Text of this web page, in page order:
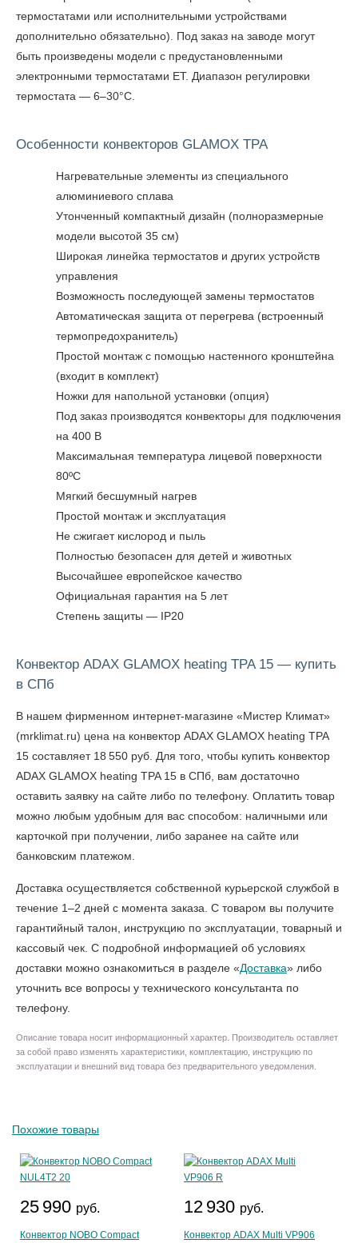
термостатами или исполнительными устройствами
дополнительно обязательно). Под заказ на заводе могут
быть произведены модели с предустановленными
электронными термостатами ET. Диапазон регулировки
термостата — 6–30°C.
Особенности конвекторов GLAMOX TPA
Нагревательные элементы из специального
алюминиевого сплава
Утонченный компактный дизайн (полноразмерные
модели высотой 35 см)
Широкая линейка термостатов и других устройств
управления
Возможность последующей замены термостатов
Автоматическая защита от перегрева (встроенный
термопредохранитель)
Простой монтаж с помощью настенного кронштейна
(входит в комплект)
Ножки для напольной установки (опция)
Под заказ производятся конвекторы для подключения
на 400 В
Максимальная температура лицевой поверхности
80ºC
Мягкий бесшумный нагрев
Простой монтаж и эксплуатация
Не сжигает кислород и пыль
Полностью безопасен для детей и животных
Высочайшее европейское качество
Официальная гарантия на 5 лет
Степень защиты — IP20
Конвектор ADAX GLAMOX heating TPA 15 — купить
в СПб
В нашем фирменном интернет-магазине «Мистер Климат»
(mrklimat.ru) цена на конвектор ADAX GLAMOX heating TPA
15 составляет 18 550 руб. Для того, чтобы купить конвектор
ADAX GLAMOX heating TPA 15 в СПб , вам достаточно
оставить заявку на сайте либо по телефону. Оплатить товар
можно любым удобным для вас способом: наличными или
карточкой при получении, либо заранее на сайте или
банковским платежом.
Доставка осуществляется собственной курьерской службой в
течение 1–2 дней с момента заказа. С товаром вы получите
гарантийный талон, инструкцию по эксплуатации, товарный и
кассовый чек. С подробной информацией об условиях
доставки можно ознакомиться в разделе «Доставка» либо
уточнить все вопросы у технического консультанта по
телефону.
Описание товара носит информационный характер. Производитель оставляет
за собой право изменять характеристики, комплектацию, инструкцию по
эксплуатации и внешний вид товара без предварительного уведомления.
Похожие товары
25 990 руб.
Конвектор NOBO Compact
12 930 руб.
Конвектор ADAX Multi VP906